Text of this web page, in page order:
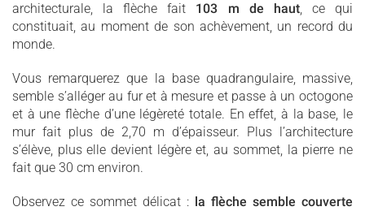
architecturale, la flèche fait 103 m de haut, ce qui
constituait, au moment de son achèvement, un record du
monde.
Vous remarquerez que la base quadrangulaire, massive,
semble s’alléger au fur et à mesure et passe à un octogone
et à une flèche d’une légèreté totale. En effet, à la base, le
mur fait plus de 2,70 m d’épaisseur. Plus l’architecture
s’élève, plus elle devient légère et, au sommet, la pierre ne
fait que 30 cm environ.
Observez ce sommet délicat : la flèche semble couverte